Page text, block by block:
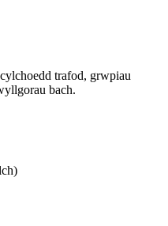
trafod, grwpiau
bach.